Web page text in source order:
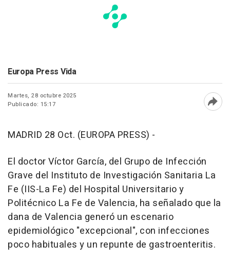
Europa Press Vida
Martes, 28 octubre 2025
Publicado: 15:17
MADRID 28 Oct. (EUROPA PRESS) -
El doctor Víctor García, del Grupo de Infección
Grave del Instituto de Investigación Sanitaria La
Fe (IIS-La Fe) del Hospital Universitario y
Politécnico La Fe de Valencia, ha señalado que la
dana de Valencia generó un escenario
epidemiológico "excepcional", con infecciones
poco habituales y un repunte de gastroenteritis.